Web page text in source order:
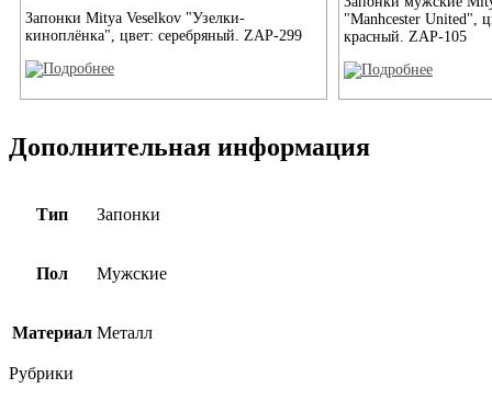
Запонки Mitya Veselkov "Узелки-
киноплёнка", цвет: серебряный. ZAP-299
"Manhcester United",
красный. ZAP-105
Дополнительная информация
Тип Запонки
Пол Мужские
Материал Металл
Рубрики